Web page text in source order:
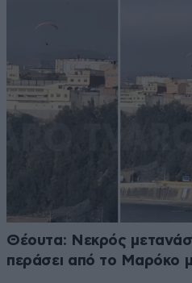
Θέουτα: Νεκρός
περάσει από το Μαρόκο